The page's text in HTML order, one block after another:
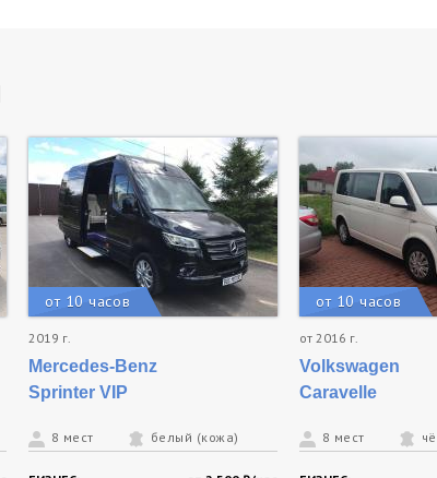
от 10 часов
2019 г.
Mercedes-Benz
Sprinter VIP
8 мест белый (кожа)
от 10 часов
от 2016 г.
Volkswagen
Caravelle
8 мест